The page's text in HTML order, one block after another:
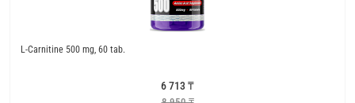
L-Carnitine 500 mg, 60 tab.
6 713 ₸